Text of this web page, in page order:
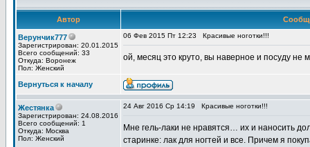
Автор
Верунчик777
Зарегистрирован: 20.01.2015
Всего сообщений: 33
Откуда: Воронеж
Пол: Женский
06 Фев 2015 Пт 12:23 Красивые ноготки!!!
ой, месяц это круто, вы наверное и посуду не
Вернуться к началу
Жестянка
Зарегистрирован: 24.08.2016
Всего сообщений: 1
Откуда: Москва
Пол: Женский
24 Авг 2016 Ср 14:19 Красивые ноготки!!!
Мне гель-лаки не нравятся… их и наносить
старинке: лак для ногтей и все. Причем я